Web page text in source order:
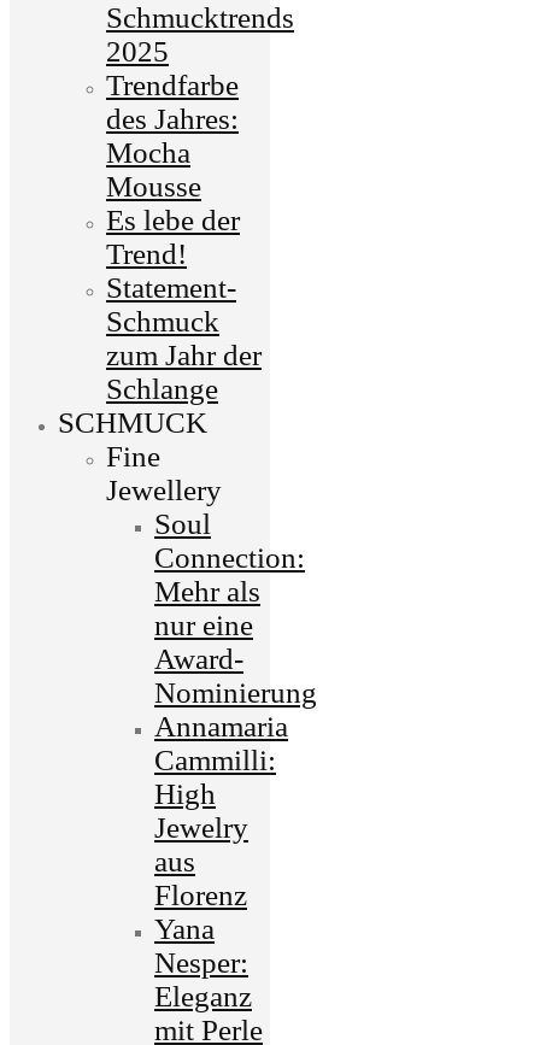
Schmucktrends
2025
Trendfarbe
des Jahres:
Mocha
Mousse
Es lebe der
Trend!
Statement-
Schmuck
zum Jahr der
Schlange
SCHMUCK
Fine
Jewellery
Soul
Connection:
Mehr als
nur eine
Award-
Nominierung
Annamaria
Cammilli:
High
Jewelry
aus
Florenz
Yana
Nesper:
Eleganz
mit Perle